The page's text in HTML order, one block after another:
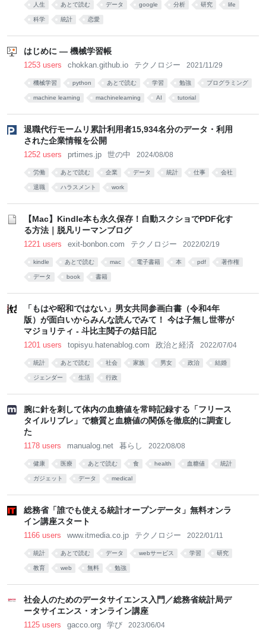
人生 あとで読む データ google 分析 研究 life
科学 統計 恋愛
はじめに — 機械学習帳
1253 users chokkan.github.io テクノロジー 2021/11/29
機械学習 python あとで読む 学習 勉強 プログラミング
machine learning machinelearning AI tutorial
退職代行モームリ累計利用者15,934名分のデータ・利用
された企業情報を公開
1252 users prtimes.jp 世の中 2024/08/08
労働 あとで読む 企業 データ 統計 仕事 会社
退職 ハラスメント work
【Mac】Kindle本も永久保存！自動スクショでPDF化す
る方法｜脱凡リーマンブログ
1221 users exit-bonbon.com テクノロジー 2022/02/19
kindle あとで読む mac 電子書籍 本 pdf 著作権
データ book 書籍
「もはや昭和ではない」男女共同参画白書（令和4年
版）が面白いからみんな読んでみて！ 今は子無し世帯が
マジョリティ - 斗比主閲子の姑日記
1201 users topisyu.hatenablog.com 政治と経済 2022/07/04
統計 あとで読む 社会 家族 男女 政治 結婚
ジェンダー 生活 行政
腕に針を刺して体内の血糖値を常時記録する「フリース
タイルリブレ」で糖質と血糖値の関係を徹底的に調査し
た
1178 users manualog.net 暮らし 2022/08/08
健康 医療 あとで読む 食 health 血糖値 統計
ガジェット データ medical
総務省「誰でも使える統計オープンデータ」無料オンラ
イン講座スタート
1166 users www.itmedia.co.jp テクノロジー 2022/01/11
統計 あとで読む データ webサービス 学習 研究
教育 web 無料 勉強
社会人のためのデータサイエンス入門／総務省統計局デ
ータサイエンス・オンライン講座
1125 users gacco.org 学び 2023/06/04